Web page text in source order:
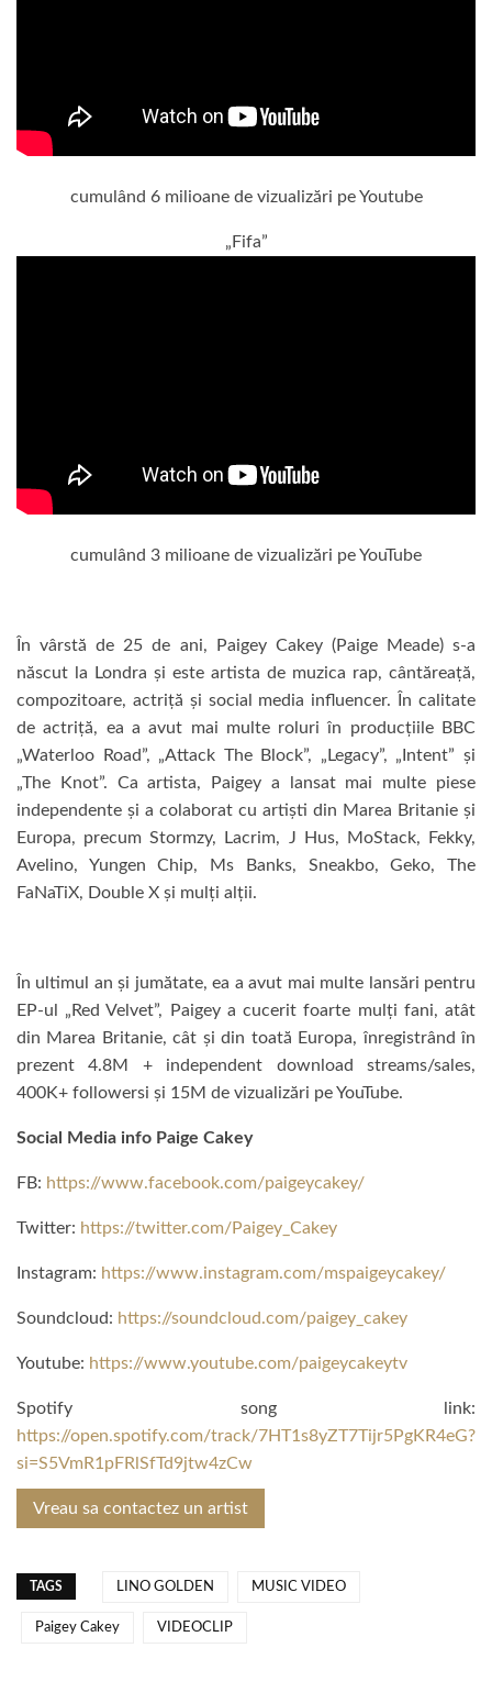
cumulând 6 milioane de vizualizări pe Youtube
„Fifa”
cumulând 3 milioane de vizualizări pe YouTube
În vârstă de 25 de ani, Paigey Cakey (Paige Meade) s-a
născut la Londra și este artista de muzica rap, cântăreață,
compozitoare, actriță și social media influencer. În calitate
de actriță, ea a avut mai multe roluri în producțiile BBC
„Waterloo Road”, „Attack The Block”, „Legacy”, „Intent” și
„The Knot”. Ca artista, Paigey a lansat mai multe piese
independente și a colaborat cu artiști din Marea Britanie și
Europa, precum Stormzy, Lacrim, J Hus, MoStack, Fekky,
Avelino, Yungen Chip, Ms Banks, Sneakbo, Geko, The
FaNaTiX, Double X și mulți alții.
În ultimul an și jumătate, ea a avut mai multe lansări pentru
EP-ul „Red Velvet”, Paigey a cucerit foarte mulți fani, atât
din Marea Britanie, cât și din toată Europa, înregistrând în
prezent 4.8M + independent download streams/sales,
400K+ followersi și 15M de vizualizări pe YouTube.
Social Media info Paige Cakey
FB: https://www.facebook.com/paigeycakey/
Twitter: https://twitter.com/Paigey_Cakey
Instagram: https://www.instagram.com/mspaigeycakey/
Soundcloud: https://soundcloud.com/paigey_cakey
Youtube: https://www.youtube.com/paigeycakeytv
Spotify song link:
https://open.spotify.com/track/7HT1s8yZT7Tijr5PgKR4eG?
si=S5VmR1pFRlSfTd9jtw4zCw
Vreau sa contactez un artist
TAGS LINO GOLDEN MUSIC VIDEO
Paigey Cakey VIDEOCLIP